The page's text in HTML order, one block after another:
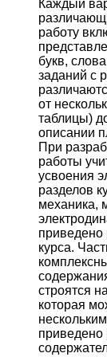
Каждый
работу
букв,
заданий с
от
таблицы)
описании
При
работы
усвоения
разделов
механика,
приведено
курса.
строятся
которая
приведено